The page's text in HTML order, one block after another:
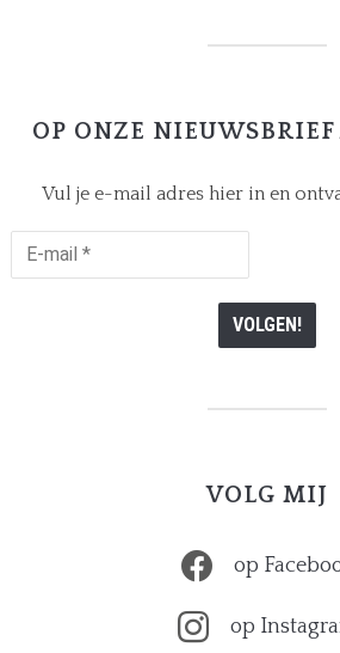
OP ONZE
Vul je e-mail adres hier in en
E-
VOLG MIJ
op
op